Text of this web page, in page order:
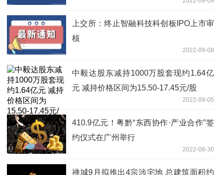
上交所：终止智融科技科创板IPO上市审
核
2022-09-08
中毅达股东减持1000万股套现约1.64亿
元 减持价格区间为15.50-17.45元/股
2022-09-05
410.9亿元！粤黔“东西协作·产业合作”签
约仪式在广州举行
2022-08-30
禅城9月拟推出4宗涉宅地 总建筑面积约